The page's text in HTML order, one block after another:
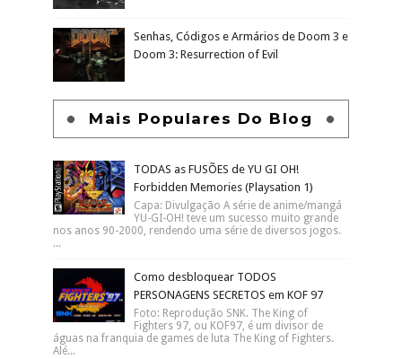
Senhas, Códigos e Armários de Doom 3 e
Doom 3: Resurrection of Evil
Mais Populares Do Blog
TODAS as FUSÕES de YU GI OH!
Forbidden Memories (Playsation 1)
Capa: Divulgação A série de anime/mangá
YU-GI-OH! teve um sucesso muito grande
nos anos 90-2000, rendendo uma série de diversos jogos.
...
Como desbloquear TODOS
PERSONAGENS SECRETOS em KOF 97
Foto: Reprodução SNK. The King of
Fighters 97, ou KOF97, é um divisor de
águas na franquia de games de luta The King of Fighters.
Alé...